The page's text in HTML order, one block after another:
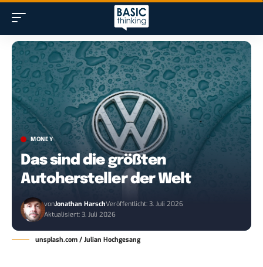
MONEY
Das sind die größten
Autohersteller der Welt
vonJonathan HarschVeröffentlicht: 3. Juli 2026
Aktualisiert: 3. Juli 2026
unsplash.com / Julian Hochgesang